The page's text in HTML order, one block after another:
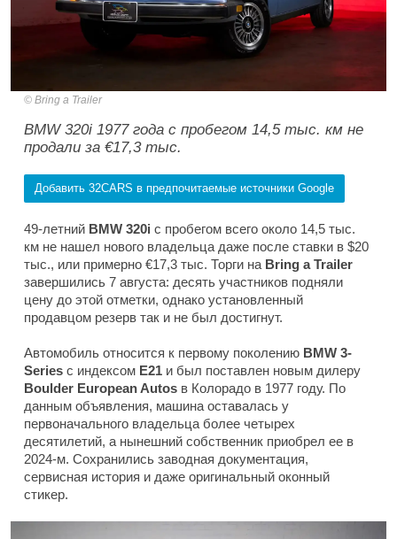
Bring a Trailer
BMW 320i 1977 года с пробегом 14,5 тыс. км не
продали за €17,3 тыс.
Добавить 32CARS в предпочитаемые источники Google
49-летний BMW 320i с пробегом всего около 14,5 тыс.
км не нашел нового владельца даже после ставки в $20
тыс., или примерно €17,3 тыс. Торги на Bring a Trailer
завершились 7 августа: десять участников подняли
цену до этой отметки, однако установленный
продавцом резерв так и не был достигнут.
Автомобиль относится к первому поколению BMW 3-
Series с индексом E21 и был поставлен новым дилеру
Boulder European Autos в Колорадо в 1977 году. По
данным объявления, машина оставалась у
первоначального владельца более четырех
десятилетий, а нынешний собственник приобрел ее в
2024-м. Сохранились заводная документация,
сервисная история и даже оригинальный оконный
стикер.